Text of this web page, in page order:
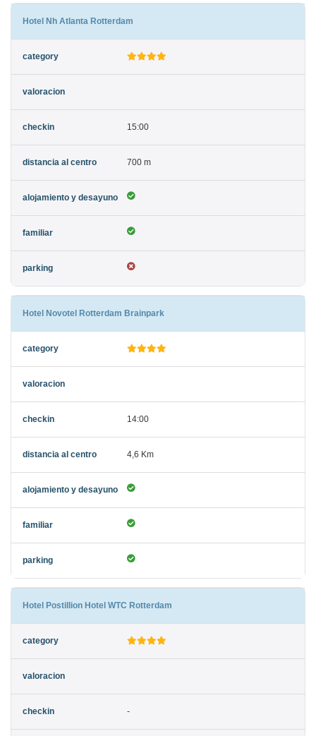
Hotel Nh Atlanta Rotterdam
15:00
700 m
Hotel Novotel Rotterdam Brainpark
14:00
4,6 Km
Hotel Postillion Hotel WTC Rotterdam
-